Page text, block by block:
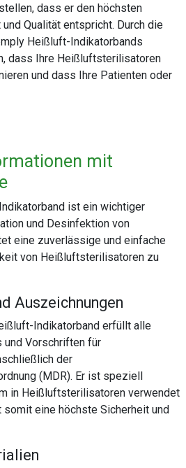
dass er den höchsten
Qualität entspricht. Durch die
Heißluft-Indikatorbands
dass Ihre Heißluftsterilisatoren
und dass Ihre Patienten oder
mit
ist ein wichtiger
und Desinfektion von
eine zuverlässige und einfache
von Heißluftsterilisatoren zu
Auszeichnungen
Indikatorband erfüllt alle
und Vorschriften für
der
(MDR). Er ist speziell
in Heißluftsterilisatoren verwendet
somit eine höchste Sicherheit und